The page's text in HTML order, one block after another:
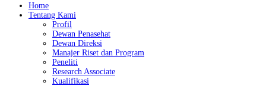
Home
Tentang Kami
Profil
Dewan Penasehat
Dewan Direksi
Manajer Riset dan Program
Peneliti
Research Associate
Kualifikasi